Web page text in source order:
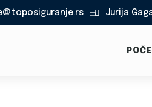
 Jurija